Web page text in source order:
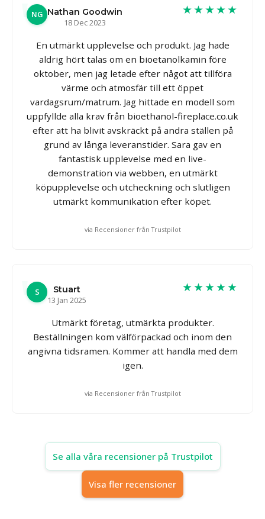
NG Nathan Goodwin
18 Dec 2023
★★★★★
En utmärkt upplevelse och produkt. Jag hade
aldrig hört talas om en bioetanolkamin före
oktober, men jag letade efter något att tillföra
värme och atmosfär till ett öppet
vardagsrum/matrum. Jag hittade en modell som
uppfyllde alla krav från bioethanol-fireplace.co.uk
efter att ha blivit avskräckt på andra ställen på
grund av långa leveranstider. Sara gav en
fantastisk upplevelse med en live-
demonstration via webben, en utmärkt
köpupplevelse och utcheckning och slutligen
utmärkt kommunikation efter köpet.
via Recensioner från Trustpilot
S
Stuart
13 Jan 2025
★★★★★
Utmärkt företag, utmärkta produkter.
Beställningen kom välförpackad och inom den
angivna tidsramen. Kommer att handla med dem
igen.
via Recensioner från Trustpilot
Se alla våra recensioner på Trustpilot
Visa fler recensioner